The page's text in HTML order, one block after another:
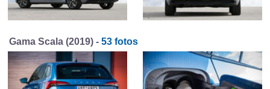
Gama Scala (2019) - 53 fotos